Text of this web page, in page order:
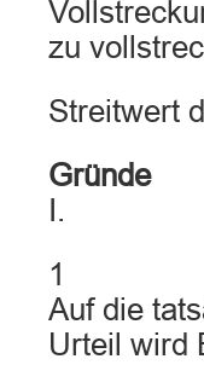
zu
Streitwert
Gründe
I.
1
Auf die
Urteil wird